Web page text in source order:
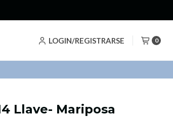
LOGIN/REGISTRARSE 0
Llave- Mariposa